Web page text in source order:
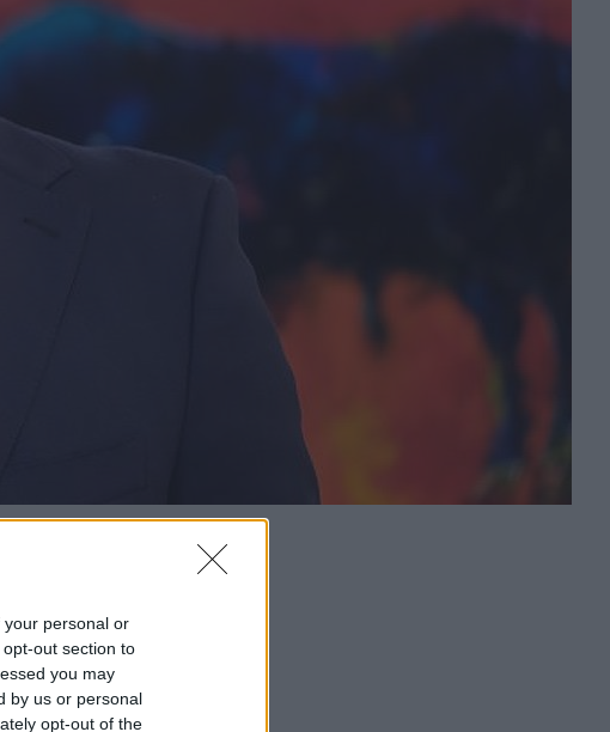
personal or
out section to
you may
by us or personal
opt-out of the